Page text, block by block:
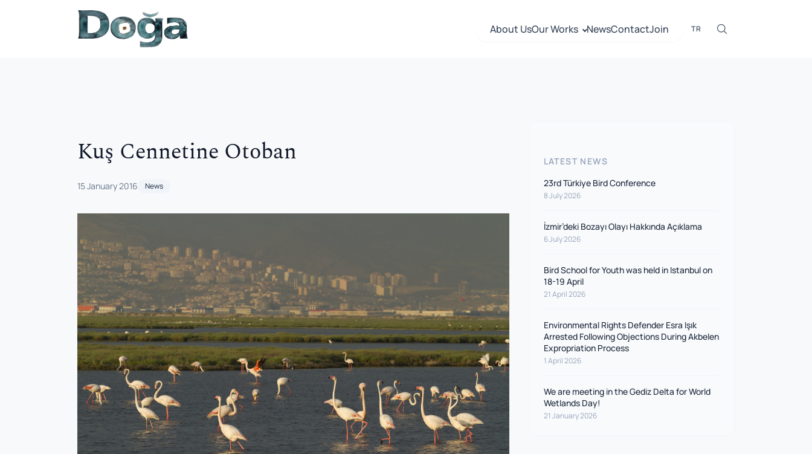
About UsOur Works NewsContactJoin TR
Kuş Cennetine Otoban
15 January 2016 News
LATEST NEWS
23rd Türkiye Bird Conference
8 July 2026
İzmir’deki Bozayı Olayı Hakkında Açıklama
6 July 2026
Bird School for Youth was held in Istanbul on
18-19 April
21 April 2026
Environmental Rights Defender Esra Işık
Arrested Following Objections During Akbelen
Expropriation Process
1 April 2026
We are meeting in the Gediz Delta for World
Wetlands Day!
21 January 2026